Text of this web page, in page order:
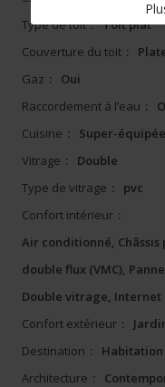
Type de toit : Toit plat
Couverture du toit :
Gaz :
Oui
Raccordement à l’eau :
Cuisine :
Super-équipée
Vitrage :
Double
Type de vitrage :
pvc
Confort intérieur :
Air conditionné,
double flux (VMC),
Double vitrage, Internet
Confort extérieur :
Destination :
Habitation
Architecture :